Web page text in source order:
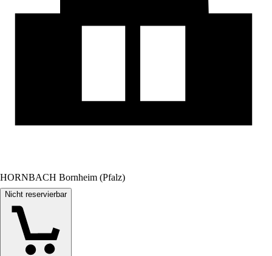
HORNBACH Bornheim (Pfalz)
Nicht reservierbar